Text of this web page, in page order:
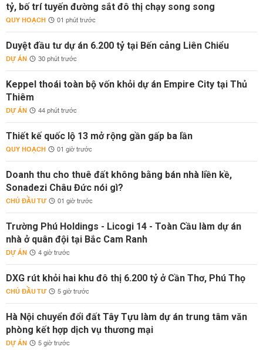
tỷ, bố trí tuyến đường sắt đô thị chạy song song
QUY HOẠCH 01 phút trước
Duyệt đầu tư dự án 6.200 tỷ tại Bến cảng Liên Chiểu
DỰ ÁN 30 phút trước
Keppel thoái toàn bộ vốn khỏi dự án Empire City tại Thủ
Thiêm
DỰ ÁN 44 phút trước
Thiết kế quốc lộ 13 mở rộng gần gấp ba lần
QUY HOẠCH 01 giờ trước
Doanh thu cho thuê đất không bằng bán nhà liền kề,
Sonadezi Châu Đức nói gì?
CHỦ ĐẦU TƯ 01 giờ trước
Trường Phú Holdings - Licogi 14 - Toàn Cầu làm dự án
nhà ở quân đội tại Bắc Cam Ranh
DỰ ÁN 4 giờ trước
DXG rút khỏi hai khu đô thị 6.200 tỷ ở Cần Thơ, Phú Thọ
CHỦ ĐẦU TƯ 5 giờ trước
Hà Nội chuyển đổi đất Tây Tựu làm dự án trung tâm văn
phòng kết hợp dịch vụ thương mại
DỰ ÁN 5 giờ trước